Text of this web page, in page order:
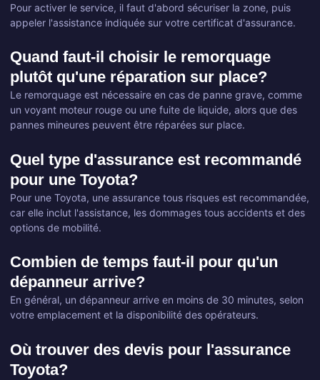
Pour activer le service, il faut d'abord sécuriser la zone, puis
appeler l'assistance indiquée sur votre certificat d'assurance.
Quand faut-il choisir le remorquage
plutôt qu'une réparation sur place?
Le remorquage est nécessaire en cas de panne grave, comme
un voyant moteur rouge ou une fuite de liquide, alors que des
pannes mineures peuvent être réparées sur place.
Quel type d'assurance est recommandé
pour une Toyota?
Pour une Toyota, une assurance tous risques est recommandée,
car elle inclut l'assistance, les dommages tous accidents et des
options de mobilité.
Combien de temps faut-il pour qu'un
dépanneur arrive?
En général, un dépanneur arrive en moins de 30 minutes, selon
votre emplacement et la disponibilité des opérateurs.
Où trouver des devis pour l'assurance
Toyota?